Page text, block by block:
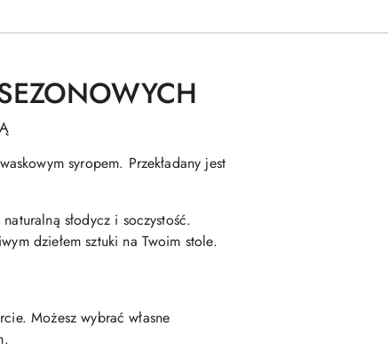
syropem. Przekładany jest
słodycz i soczystość.
dziełem sztuki na Twoim stole.
Możesz wybrać własne